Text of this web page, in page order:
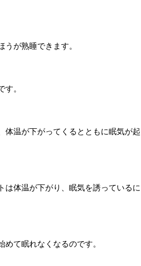
が熟睡できます。
す。
体温が下がってくるとともに眠気が起
は体温が下がり、眠気を誘っているに
て眠れなくなるのです。